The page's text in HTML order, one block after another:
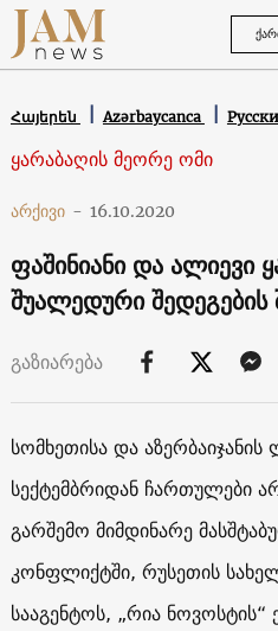
Հայերեն Azərbaycanca
ყარაბაღის მეორე ომი
არქივი - 16.10.2020
ფაშინიანი და ალიევი
შუალედური შედეგების
გაზიარება
სომხეთისა და
სექტემბრიდან ჩართულები
გარშემო მიმდინარე
კონფლიქტში, რუსეთის
სააგენტოს, „რია ნოვოსტის“